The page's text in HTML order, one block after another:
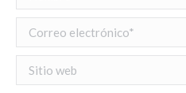
Correo electrónico *
Sitio web